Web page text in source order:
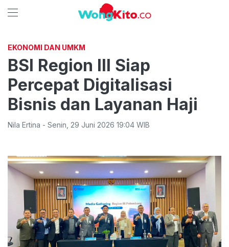
EKONOMI DAN UMKM
BSI Region III Siap
Percepat Digitalisasi
Bisnis dan Layanan Haji
Nila Ertina - Senin 29 Juni 2026 19:04 WIB